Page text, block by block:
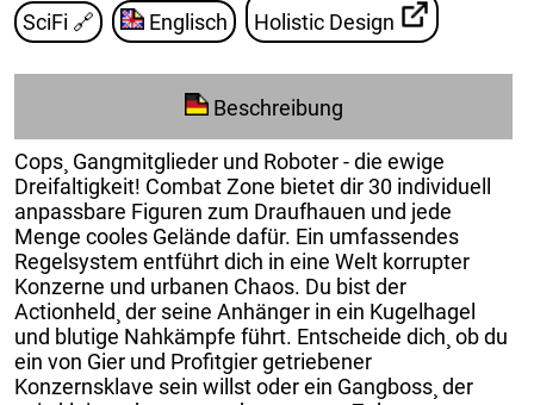
SciFi 🔗 Englisch Holistic Design
Beschreibung
Cops¸ Gangmitglieder und Roboter - die ewige
Dreifaltigkeit! Combat Zone bietet dir 30 individuell
anpassbare Figuren zum Draufhauen und jede
Menge cooles Gelände dafür. Ein umfassendes
Regelsystem entführt dich in eine Welt korrupter
Konzerne und urbanen Chaos. Du bist der
Actionheld¸ der seine Anhänger in ein Kugelhagel
und blutige Nahkämpfe führt. Entscheide dich¸ ob du
ein von Gier und Profitgier getriebener
Konzernsklave sein willst oder ein Gangboss¸ der